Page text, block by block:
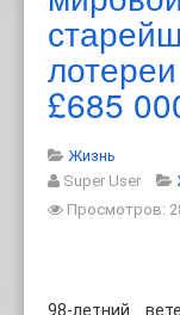
£685
Жизнь
Super User
Просмотров:
98-летний